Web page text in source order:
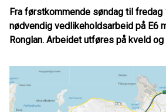
Fra førstkommende søndag til fredag
nødvendig vedlikeholdsarbeid på E6
Ronglan. Arbeidet utføres på kveld og